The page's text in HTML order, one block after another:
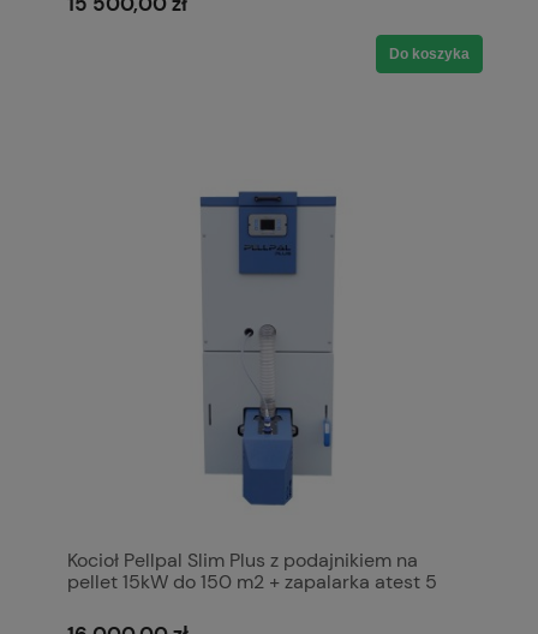
Do koszyka
Kocioł Pellpal Slim Plus z podajnikiem na
pellet 15kW do 150 m2 + zapalarka atest 5
Pleszew